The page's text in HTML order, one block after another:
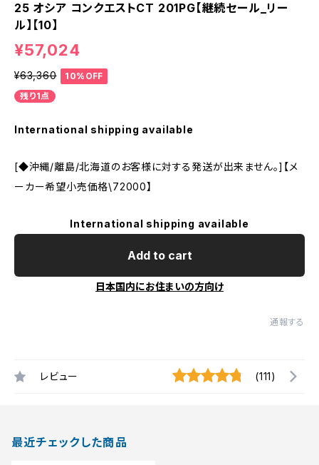
25 オシア コンクエストCT 201PG【継続セール_リー
ル】【10】
¥57,024
¥63,360
10%OFF
残り1点
International shipping available
[◆沖縄/離島/北海道のお客様に対する発送が出来ません。]【メ
ーカー希望小売価格\72000】
International shipping available
Add to cart
日本国内にお住まいの方向け
通報する
レビュー (111)
最近チェックした商品